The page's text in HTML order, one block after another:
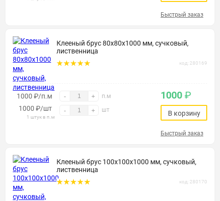
Быстрый заказ
Клееный брус 80х80х1000 мм, сучковый,
лиственница
код: 280169
1000 ₽/п.м - + п.м
1000 ₽/шт
1 штук в п.м
- + шт
1000 ₽
В корзину
Быстрый заказ
Клееный брус 100х100х1000 мм, сучковый,
лиственница
код: 280170